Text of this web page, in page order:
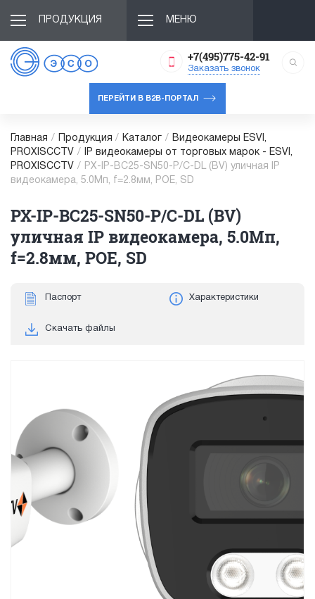
ПРОДУКЦИЯ МЕНЮ
+7(495)775-42-91
Заказать звонок
ПЕРЕЙТИ В B2B-ПОРТАЛ
Главная / Продукция / Каталог /
Видеокамеры ESVI,
PROXISCCTV /
IP видеокамеры от торговых марок - ESVI,
PROXISCCTV /
PX-IP-BC25-SN50-P/C-DL (BV) уличная IP
видеокамера, 5.0Мп, f=2.8мм, POE, SD
PX-IP-BC25-SN50-P/C-DL (BV)
уличная IP видеокамера, 5.0Мп,
f=2.8мм, POE, SD
Паспорт Характеристики
Скачать файлы